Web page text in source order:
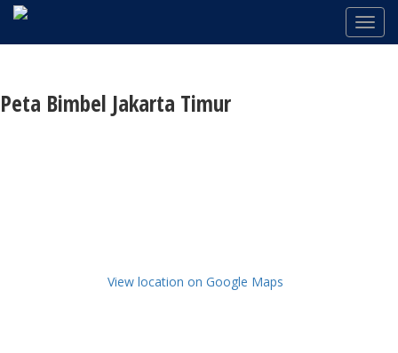
Peta Bimbel Jakarta Timur
View location on Google Maps